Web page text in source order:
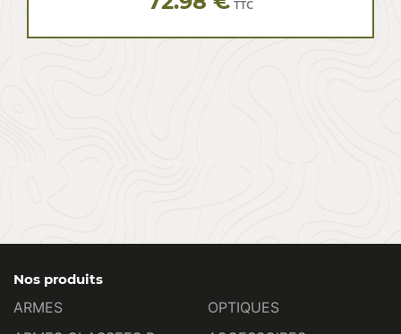
TTC
Nos produits
ARMES
OPTIQUES